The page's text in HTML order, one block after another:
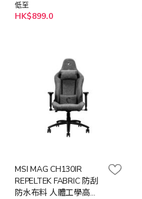
低至
HK$899.0
MSI MAG CH130IR
REPELTEK FABRIC 防刮
防水布料 人體工學高背